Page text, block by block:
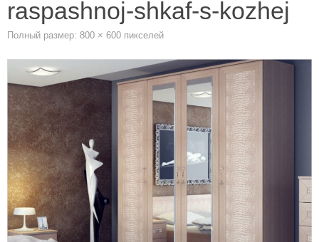
raspashnoj-shkaf-s-kozhej
Полный размер: 800 × 600 пикселей